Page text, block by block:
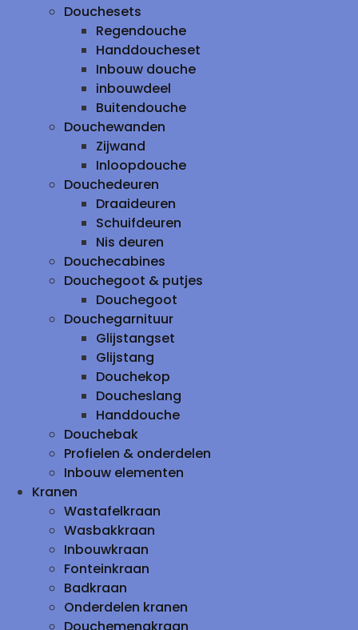
Douchesets
Regendouche
Handdoucheset
Inbouw douche
inbouwdeel
Buitendouche
Douchewanden
Zijwand
Inloopdouche
Douchedeuren
Draaideuren
Schuifdeuren
Nis deuren
Douchecabines
Douchegoot & putjes
Douchegoot
Douchegarnituur
Glijstangset
Glijstang
Douchekop
Doucheslang
Handdouche
Douchebak
Profielen & onderdelen
Inbouw elementen
Kranen
Wastafelkraan
Wasbakkraan
Inbouwkraan
Fonteinkraan
Badkraan
Onderdelen kranen
Douchemengkraan